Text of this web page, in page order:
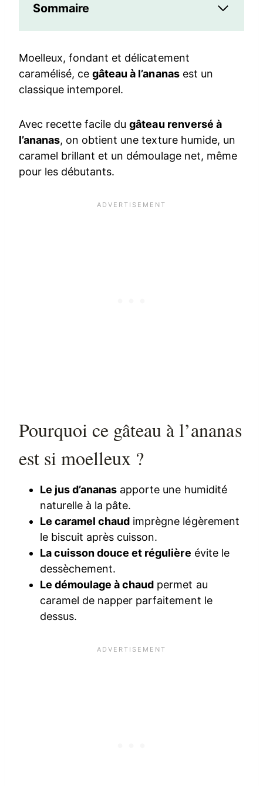
Sommaire
Moelleux, fondant et délicatement
caramélisé, cegâteau à l’ananasest un
classique intemporel.
Avec recette facile dugâteau renversé à
l’ananas, on obtient une texture humide, un
caramel brillant et un démoulage net, même
pour les débutants.
Pourquoi ce gâteau à l’ananas
est si moelleux ?
Le jus d’ananas apporte une humidité
naturelle à la pâte.
Le caramel chaud imprègne légèrement
le biscuit après cuisson.
La cuisson douce et régulière évite le
dessèchement.
Le démoulage à chaud permet au
caramel de napper parfaitement le
dessus.